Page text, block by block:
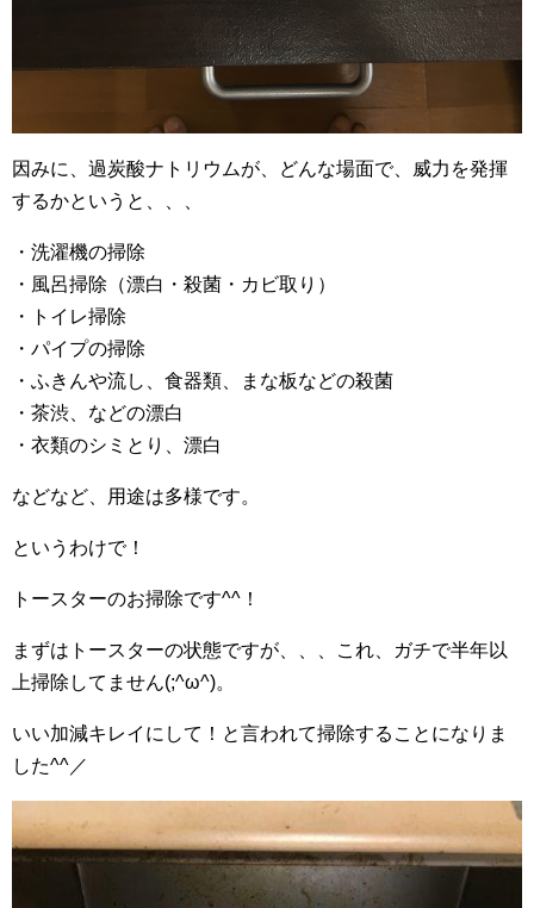
因みに、過炭酸ナトリウムが、どんな場面で、威力を発揮
するかというと、、、
・洗濯機の掃除
・風呂掃除（漂白・殺菌・カビ取り）
・トイレ掃除
・パイプの掃除
・ふきんや流し、食器類、まな板などの殺菌
・茶渋、などの漂白
・衣類のシミとり、漂白
などなど、用途は多様です。
というわけで！
トースターのお掃除です^^！
まずはトースターの状態ですが、、、これ、ガチで半年以
上掃除してません(;^ω^)。
いい加減キレイにして！と言われて掃除することになりま
した^^／